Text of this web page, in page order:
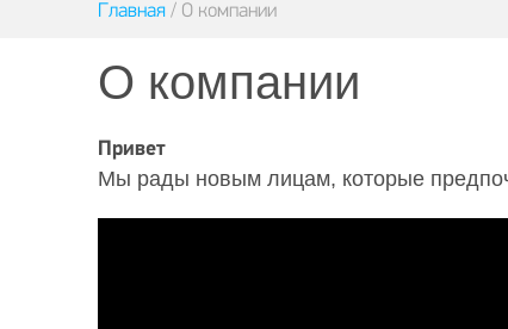
Главная / О компании
О компании
Привет
Мы рады новым лицам, которые